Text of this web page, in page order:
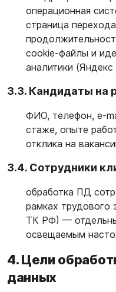
операционная
страница
cookie-файлы и
аналитики
3.3. Кандидаты на
ФИО, телефон, e-
стаже, опыте
отклика на
3.4. Сотрудники
обработка ПД
рамках трудового
ТК РФ) —
освещаемым
4. Цели
данных